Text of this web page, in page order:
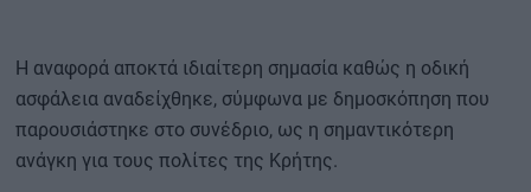
Η αναφορά αποκτά ιδιαίτερη σημασία καθώς η οδική
ασφάλεια αναδείχθηκε, σύμφωνα με δημοσκόπηση που
παρουσιάστηκε στο συνέδριο, ως η σημαντικότερη
ανάγκη για τους πολίτες της Κρήτης.